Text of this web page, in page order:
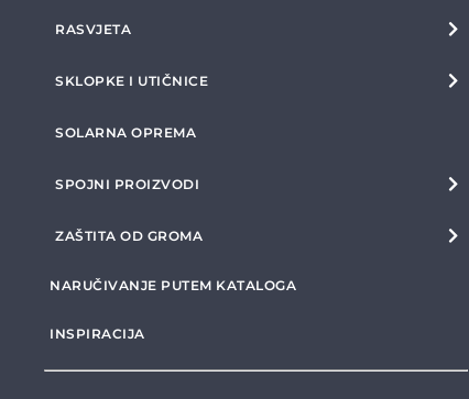
RASVJETA
SKLOPKE I UTIČNICE
SOLARNA OPREMA
SPOJNI PROIZVODI
ZAŠTITA OD GROMA
NARUČIVANJE PUTEM KATALOGA
INSPIRACIJA